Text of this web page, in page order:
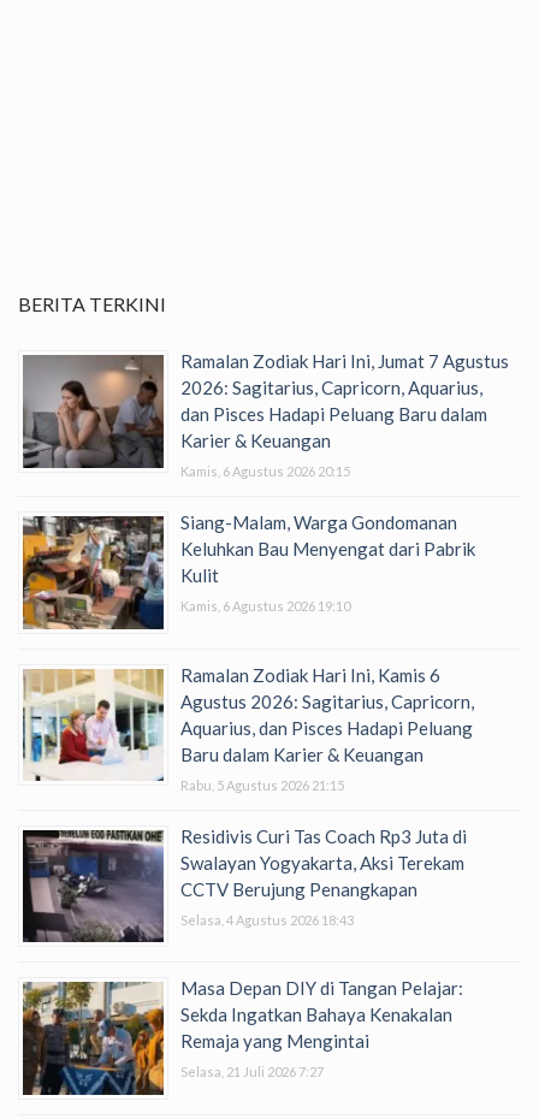
BERITA TERKINI
Ramalan Zodiak Hari Ini, Jumat 7 Agustus
2026: Sagitarius, Capricorn, Aquarius,
dan Pisces Hadapi Peluang Baru dalam
Karier & Keuangan
Kamis, 6 Agustus 2026 20:15
Siang-Malam, Warga Gondomanan
Keluhkan Bau Menyengat dari Pabrik
Kulit
Kamis, 6 Agustus 2026 19:10
Ramalan Zodiak Hari Ini, Kamis 6
Agustus 2026: Sagitarius, Capricorn,
Aquarius, dan Pisces Hadapi Peluang
Baru dalam Karier & Keuangan
Rabu, 5 Agustus 2026 21:15
Residivis Curi Tas Coach Rp3 Juta di
Swalayan Yogyakarta, Aksi Terekam
CCTV Berujung Penangkapan
Selasa, 4 Agustus 2026 18:43
Masa Depan DIY di Tangan Pelajar:
Sekda Ingatkan Bahaya Kenakalan
Remaja yang Mengintai
Selasa, 21 Juli 2026 7:27